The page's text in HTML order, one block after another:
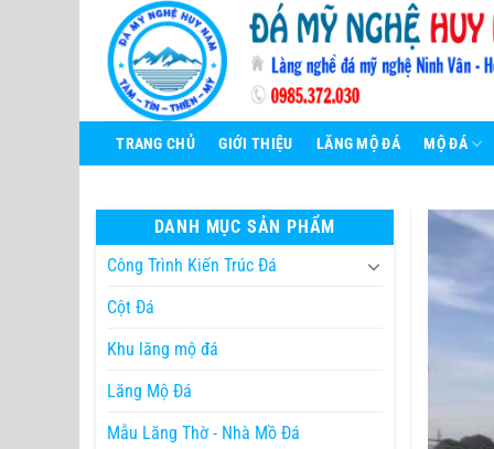
TRANG CHỦ GIỚI THIỆU LĂNG MỘ ĐÁ MỘ ĐÁ
DANH MỤC SẢN PHẨM
Công Trình Kiến Trúc Đá
Cột Đá
Khu lăng mộ đá
Lăng Mộ Đá
Mẫu Lăng Thờ - Nhà Mồ Đá